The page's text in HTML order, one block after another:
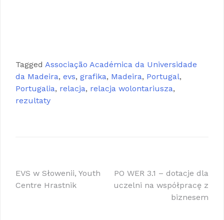
Tagged Associação Académica da Universidade
da Madeira, evs, grafika, Madeira, Portugal,
Portugalia, relacja, relacja wolontariusza,
rezultaty
Nawigacja
EVS w Słowenii, Youth
Centre Hrastnik
PO WER 3.1 – dotacje dla
uczelni na współpracę z
biznesem